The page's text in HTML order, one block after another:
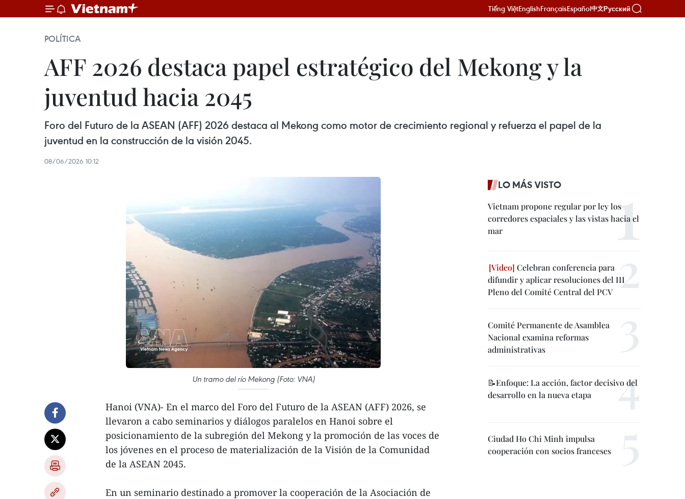
Tiếng ViệtEnglishFrançaisEspañol中文Русский
POLÍTICA
AFF 2026 destaca papel estratégico del Mekong y la
juventud hacia 2045
Foro del Futuro de la ASEAN (AFF) 2026 destaca al Mekong como motor de crecimiento regional y refuerza el papel de la
juventud en la construcción de la visión 2045.
08/06/2026 10:12
Un tramo del río Mekong (Foto: VNA)
Hanoi (VNA)- En el marco del Foro del Futuro de la ASEAN (AFF) 2026, se
llevaron a cabo seminarios y diálogos paralelos en Hanoi sobre el
posicionamiento de la subregión del Mekong y la promoción de las voces de
los jóvenes en el proceso de materialización de la Visión de la Comunidad
de la ASEAN 2045.
En un seminario destinado a promover la cooperación de la Asociación de
LO MÁS VISTO
Vietnam propone regular por ley los
corredores espaciales y las vistas hacia el
mar
Celebran conferencia para
difundir y aplicar resoluciones del III
Pleno del Comité Central del PCV
Comité Permanente de Asamblea
Nacional examina reformas
administrativas
📝Enfoque: La acción, factor decisivo del
desarrollo en la nueva etapa
Ciudad Ho Chi Minh impulsa
cooperación con socios franceses